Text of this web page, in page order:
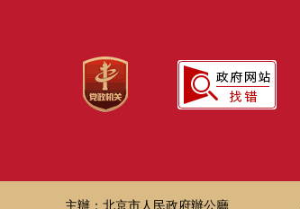
主辦：北京市人民政府辦公廳